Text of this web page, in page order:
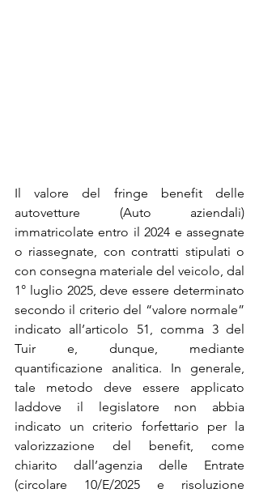
Il valore del fringe benefit delle
autovetture (Auto aziendali)
immatricolate entro il 2024 e assegnate
o riassegnate, con contratti stipulati o
con consegna materiale del veicolo, dal
1° luglio 2025, deve essere determinato
secondo il criterio del “valore normale”
indicato all’articolo 51, comma 3 del
Tuir e, dunque, mediante
quantificazione analitica. In generale,
tale metodo deve essere applicato
laddove il legislatore non abbia
indicato un criterio forfettario per la
valorizzazione del benefit, come
chiarito dall’agenzia delle Entrate
(circolare 10/E/2025 e risoluzione